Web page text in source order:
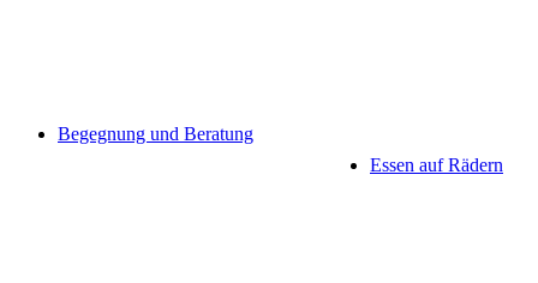
Begegnung und Beratung
Essen auf Rädern